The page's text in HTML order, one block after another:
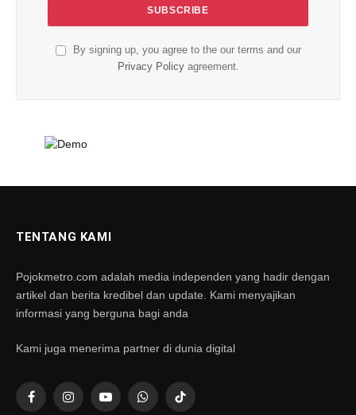
By signing up, you agree to the our terms and our
Privacy Policyagreement.
TENTANG KAMI
Pojokmetro.com adalah media independen yang hadir dengan
artikel dan berita kredibel dan update. Kami menyajikan
informasi yang berguna bagi anda
Kami juga menerima partner di dunia digital
FacebookInstagramYouTubeWhatsAppTikTok